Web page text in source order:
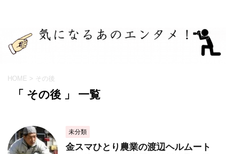
HOME > その後
「 その後 」 一覧
未分類
金スマひとり農業の渡辺ヘルムート